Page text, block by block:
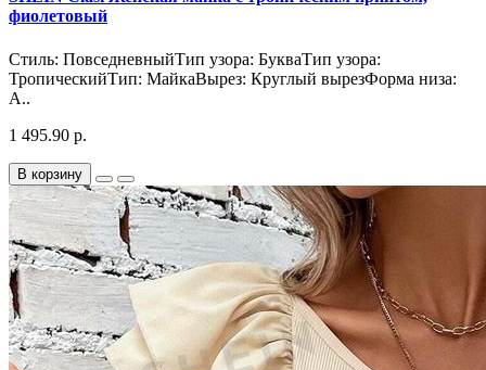
фиолетовый
Стиль: ПовседневныйТип узора: БукваТип узора:
ТропическийТип: МайкаВырез: Круглый вырезФорма низа:
А..
1 495.90 р.
В корзину